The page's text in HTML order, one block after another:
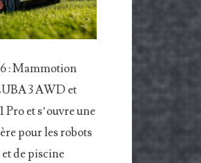
: Mammotion
3 AWD et
Pro et s’ouvre une
pour les robots
de piscine